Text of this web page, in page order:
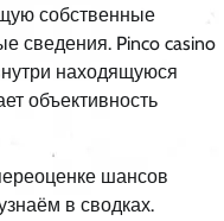
собственные
сведения. Pinco casino
находящуюся
объективность
шансов
в сводках.